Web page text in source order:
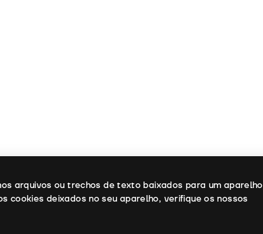
arquivos ou trechos de texto baixados para um aparelho
cookies deixados no seu aparelho, verifique os nossos